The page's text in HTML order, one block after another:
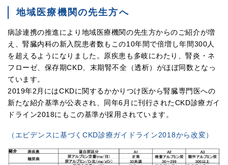
地域医療機関の先生方へ
病診連携の推進により地域医療機関の先生方からのご紹介が増
え、腎臓内科の新入院患者数もこの10年間で倍増し年間300人
を超えるようになりました。原疾患も多岐にわたり、腎炎・ネ
フローゼ、保存期CKD、末期腎不全（透析）がほぼ同数となっ
ています。
2019年2月にはCKDに関するかかりつけ医から腎臓専門医への
新たな紹介基準が公表され、同年6月に刊行されたCKD診療ガイ
ドライン2018にもこの基準が採用されています。
（エビデンスに基づくCKD診療ガイドライン2018から改変）